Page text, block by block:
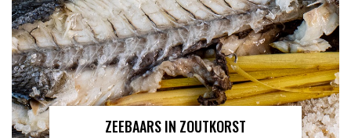
ZEEBAARS IN ZOUTKORST